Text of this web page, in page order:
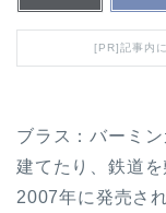
[PR]記事内
ブラス：バーミ
建てたり、鉄道
2007年に発売さ